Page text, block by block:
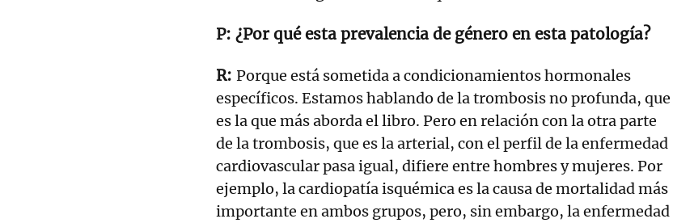
¿Por qué esta prevalencia de género en esta patología?
Porque está sometida a condicionamientos hormonales
específicos. Estamos hablando de la trombosis no profunda, que
es la que más aborda el libro. Pero en relación con la otra parte
de la trombosis, que es la arterial, con el perfil de la enfermedad
cardiovascular pasa igual, difiere entre hombres y mujeres. Por
ejemplo, la cardiopatía isquémica es la causa de mortalidad más
importante en ambos grupos, pero, sin embargo, la enfermedad